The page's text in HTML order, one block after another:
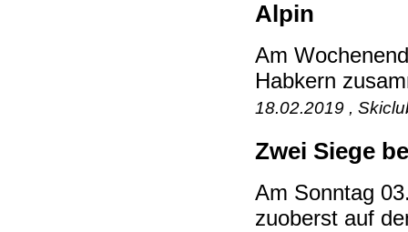
Alpin
Am
Habkern
18.02.2019 ,
Zwei Siege
Am Sonntag
zuoberst auf